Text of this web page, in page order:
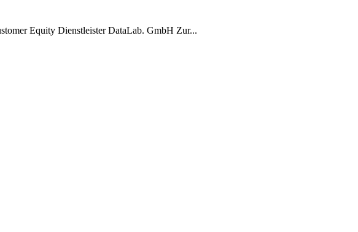
Equity Dienstleister DataLab. GmbH Zur...